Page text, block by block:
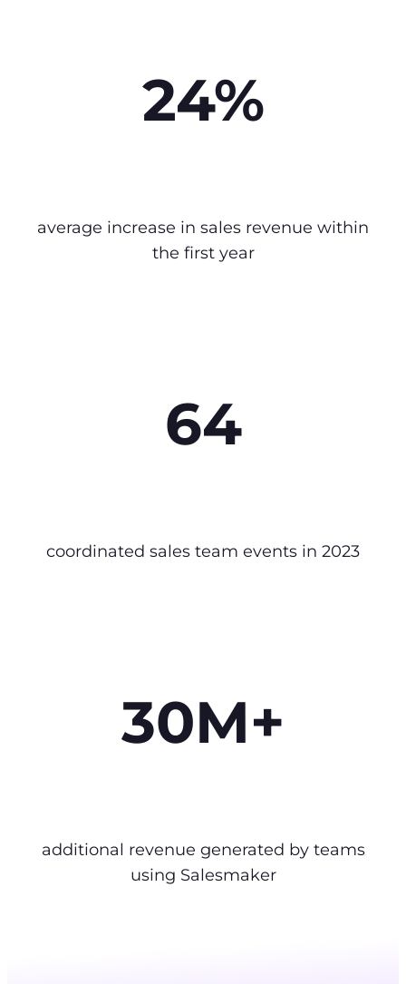
24%
average increase in sales revenue within
the first year
64
coordinated sales team events in 2023
30M+
additional revenue generated by teams
using Salesmaker